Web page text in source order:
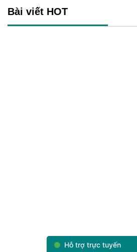
Bài viết HOT